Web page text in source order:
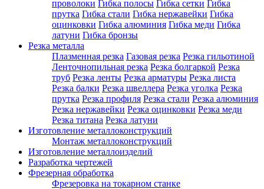
проволоки Гибка полосы Гибка сетки Гибка
прутка Гибка стали Гибка нержавейки Гибка
оцинковки Гибка алюминия Гибка меди Гибка
латуни Гибка бронзы
Резка металла
Плазменная резка Газовая резка Резка гильотиной
Ленточнопильная резка Резка болгаркой Резка
труб Резка ленты Резка арматуры Резка листа
Резка балки Резка швеллера Резка уголка Резка
прутка Резка профиля Резка стали Резка алюминия
Резка нержавейки Резка оцинковки Резка меди
Резка титана Резка латуни
Изготовление металлоконструкций
Монтаж металлоконструкций
Изготовление металлоизделий
Разработка чертежей
Фрезерная обработка
Фрезеровка на токарном станке